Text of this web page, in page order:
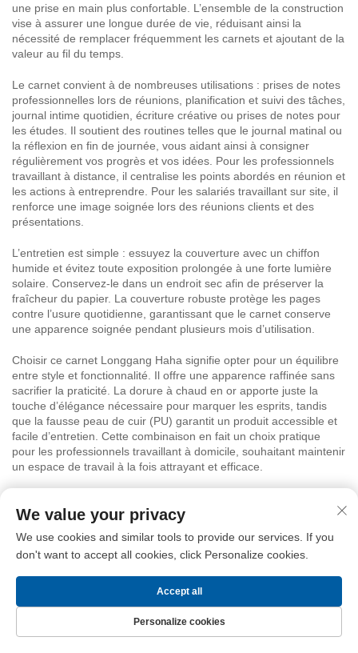
une prise en main plus confortable. L’ensemble de la construction
vise à assurer une longue durée de vie, réduisant ainsi la
nécessité de remplacer fréquemment les carnets et ajoutant de la
valeur au fil du temps.
Le carnet convient à de nombreuses utilisations : prises de notes
professionnelles lors de réunions, planification et suivi des tâches,
journal intime quotidien, écriture créative ou prises de notes pour
les études. Il soutient des routines telles que le journal matinal ou
la réflexion en fin de journée, vous aidant ainsi à consigner
régulièrement vos progrès et vos idées. Pour les professionnels
travaillant à distance, il centralise les points abordés en réunion et
les actions à entreprendre. Pour les salariés travaillant sur site, il
renforce une image soignée lors des réunions clients et des
présentations.
L’entretien est simple : essuyez la couverture avec un chiffon
humide et évitez toute exposition prolongée à une forte lumière
solaire. Conservez-le dans un endroit sec afin de préserver la
fraîcheur du papier. La couverture robuste protège les pages
contre l’usure quotidienne, garantissant que le carnet conserve
une apparence soignée pendant plusieurs mois d’utilisation.
Choisir ce carnet Longgang Haha signifie opter pour un équilibre
entre style et fonctionnalité. Il offre une apparence raffinée sans
sacrifier la praticité. La dorure à chaud en or apporte juste la
touche d’élégance nécessaire pour marquer les esprits, tandis
que la fausse peau de cuir (PU) garantit un produit accessible et
facile d’entretien. Cette combinaison en fait un choix pratique
pour les professionnels travaillant à domicile, souhaitant maintenir
un espace de travail à la fois attrayant et efficace.
chinois, avec dorure à chaud en or, est un article de papeterie
renforce le professionnalisme lors des réunions et constitue un
cadeau haut de gamme. Grâce à son papier de qualité, sa
construction robuste et ses fonctionnalités réfléchies — comme
une fermeture élastique, une poche intérieure et un marque-page
en ruban — ce carnet aide les utilisateurs à rester organisés et à
présenter leur travail avec assurance.
We value your privacy
We use cookies and similar tools to provide our services. If you
don't want to accept all cookies, click Personalize cookies.
Personalize cookies
Accept all